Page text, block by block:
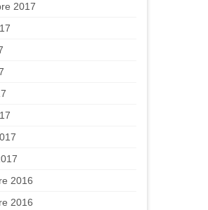
2017
2016
2016